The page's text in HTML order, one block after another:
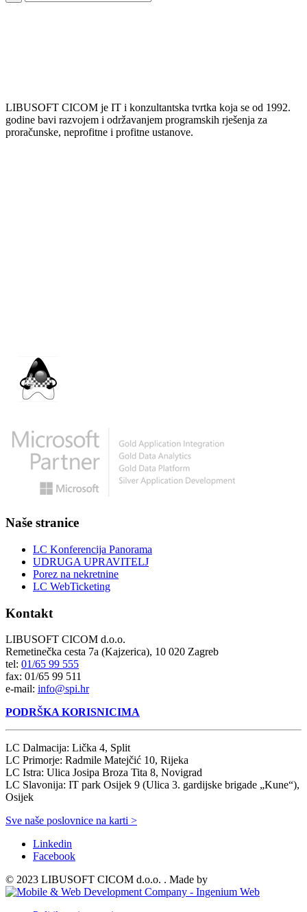
LIBUSOFT CICOM je IT i konzultantska tvrtka koja se od 1992.
godine bavi razvojem i održavanjem programskih rješenja za
proračunske, neprofitne i profitne ustanove.
Naše stranice
LC Konferencija Panorama
UDRUGA UPRAVITELJ
Porez na nekretnine
LC WebTicketing
Kontakt
LIBUSOFT CICOM d.o.o.
Remetinečka cesta 7a (Kajzerica), 10 020 Zagreb
tel: 01/65 99 555
fax: 01/65 99 511
e-mail: info@spi.hr
PODRŠKA KORISNICIMA
LC Dalmacija: Lička 4, Split
LC Primorje: Radmile Matejčić 10, Rijeka
LC Istra: Ulica Josipa Broza Tita 8, Novigrad
LC Slavonija: IT park Osijek 9 (Ulica 3. gardijske brigade „Kune“),
Osijek
Sve naše poslovnice na karti >
Linkedin
Facebook
© 2023 LIBUSOFT CICOM d.o.o. . Made by